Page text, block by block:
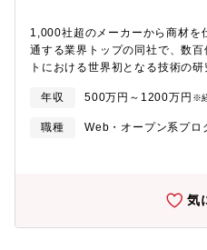
署と潤沢な資金を上手く活用し
プだからこそ、設定課題は、競
社会貢献になります。 日常的に
ニ、スーパーなどの商品が将来
献度の非常に高い仕事です。顧
因(納期や顧客要求)に左右され
せていく必要がある中で、各セ
1,000社超のメーカーから商材
通する業界トップの同社で、数
トにおける世界初となる技術の
いう物流ロボットによる革新技
機械化・自動化を進めています
す。（1）ロボットアームの設
も重さも形状も異なる）を自動
トなど※障害物回避、軌道生成
年収 500万円～1200万円 ※
職種
Web・オープン系プロ
気